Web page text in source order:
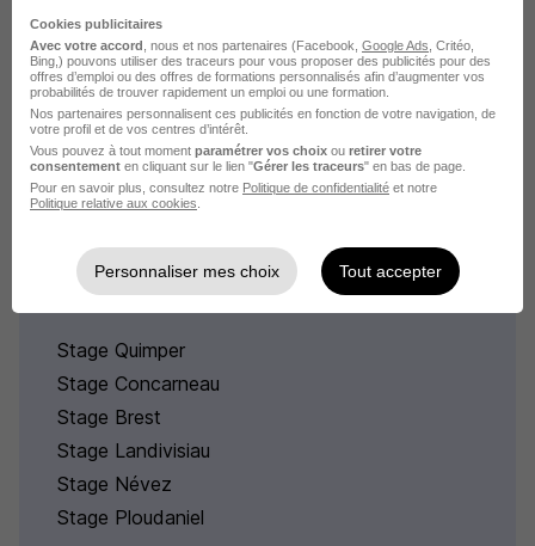
Stage Nantes Juridique
Stage Courbevoie Juridique
Voir plus
Les offres de stage par ville du domaine Juridique
Stage par ville en Finistère
Stage Quimper
Stage Concarneau
Stage Brest
Stage Landivisiau
Stage Névez
Stage Ploudaniel
Cookies publicitaires
Avec votre accord , nous et nos partenaires (Facebook, Google Ads , Critéo,
Bing,) pouvons utiliser des traceurs pour vous proposer des publicités pour des
offres d’emploi ou des offres de formations personnalisés afin d’augmenter vos
probabilités de trouver rapidement un emploi ou une formation.
Nos partenaires personnalisent ces publicités en fonction de votre navigation, de
votre profil et de vos centres d’intérêt.
Vous pouvez à tout moment paramétrer vos choix ou retirer votre
consentement en cliquant sur le lien "Gérer les traceurs" en bas de page.
Pour en savoir plus, consultez notre Politique de confidentialité et notre
Politique relative aux cookies
Personnaliser mes choix Tout accepter